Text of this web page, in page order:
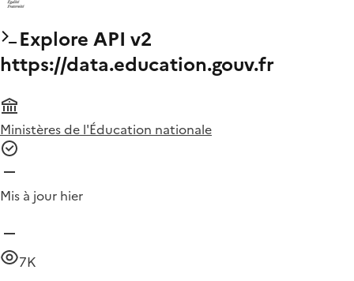
Explore API v2
https://data.education.gouv.fr
Ministères de l'Éducation nationale
Mis à jour hier
7K